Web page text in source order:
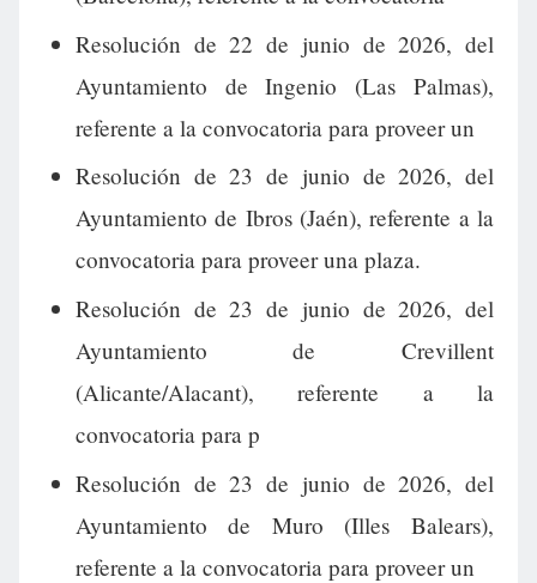
Resolución de 22 de junio de 2026, del
Ayuntamiento de Ingenio (Las Palmas),
referente a la convocatoria para proveer un
Resolución de 23 de junio de 2026, del
Ayuntamiento de Ibros (Jaén), referente a la
convocatoria para proveer una plaza.
Resolución de 23 de junio de 2026, del
Ayuntamiento de Crevillent
(Alicante/Alacant), referente a la
convocatoria para p
Resolución de 23 de junio de 2026, del
Ayuntamiento de Muro (Illes Balears),
referente a la convocatoria para proveer un